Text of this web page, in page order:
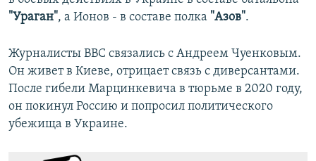
"Ураган", а Ионов - в составе полка "Азов".
Журналисты BBC связались с Андреем Чуенковым.
Он живет в Киеве, отрицает связь с диверсантами.
После гибели Марцинкевича в тюрьме в 2020 году,
он покинул Россию и попросил политического
убежища в Украине.